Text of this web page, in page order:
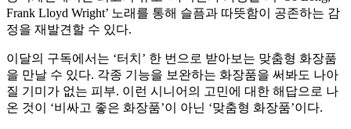
Frank Lloyd Wright’ 노래를 통해 슬픔과 따뜻함이 공존하는 감
정을 재발견할 수 있다.
이달의 구독에서는 ‘터치’ 한 번으로 받아보는 맞춤형 화장품
을 만날 수 있다. 각종 기능을 보완하는 화장품을 써봐도 나아
질 기미가 없는 피부. 이런 시니어의 고민에 대한 해답으로 나
온 것이 ‘비싸고 좋은 화장품’이 아닌 ‘맞춤형 화장품’이다.